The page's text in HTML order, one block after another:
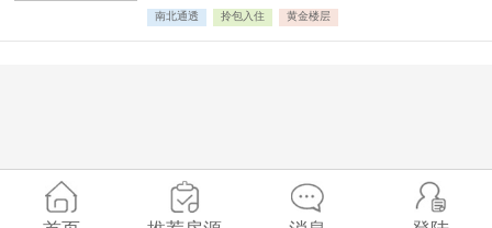
南北通透 拎包入住 黄金楼层